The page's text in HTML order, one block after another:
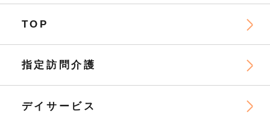
TOP
指定訪問介護
デイサービス